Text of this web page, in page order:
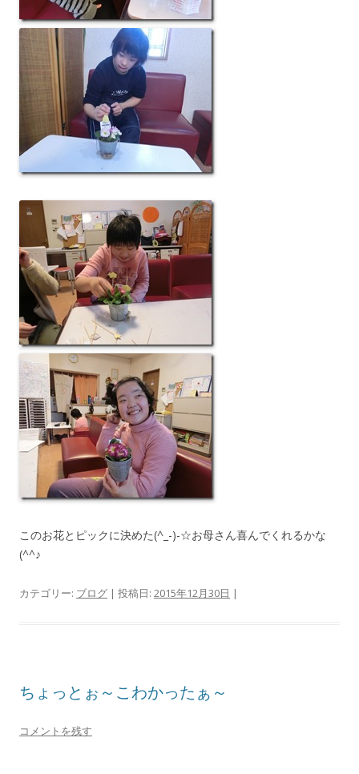
このお花とピックに決めた(^_-)-☆お母さん喜んでくれるかな
(^^♪
カテゴリー: ブログ | 投稿日: 2015年12月30日 |
ちょっとぉ～こわかったぁ～
コメントを残す